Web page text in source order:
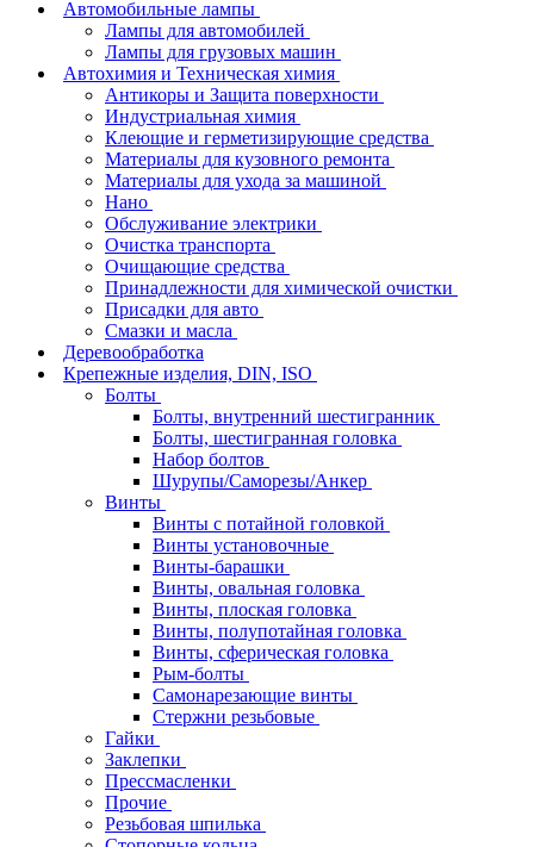
Автомобильные лампы
Лампы для автомобилей
Лампы для грузовых машин
Автохимия и Техническая химия
Антикоры и Защита поверхности
Индустриальная химия
Клеющие и герметизирующие средства
Материалы для кузовного ремонта
Материалы для ухода за машиной
Нано
Обслуживание электрики
Очистка транспорта
Очищающие средства
Принадлежности для химической очистки
Присадки для авто
Смазки и масла
Деревообработка
Крепежные изделия, DIN, ISO
Болты
Болты, внутренний шестигранник
Болты, шестигранная головка
Набор болтов
Шурупы/Саморезы/Анкер
Винты
Винты с потайной головкой
Винты установочные
Винты-барашки
Винты, овальная головка
Винты, плоская головка
Винты, полупотайная головка
Винты, сферическая головка
Рым-болты
Самонарезающие винты
Стержни резьбовые
Гайки
Заклепки
Прессмасленки
Прочие
Резьбовая шпилька